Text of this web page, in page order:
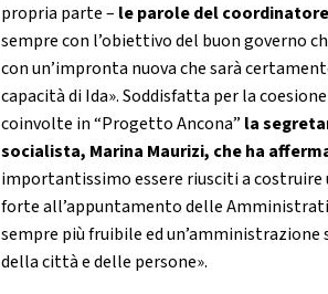
propria parte – le parole del
sempre con l’obiettivo del buon governo
con un’impronta nuova che sarà
capacità di Ida». Soddisfatta per la
coinvolte in “Progetto Ancona” la
socialista, Marina Maurizi, che ha
importantissimo essere riusciti a costruire
forte all’appuntamento delle
sempre più fruibile ed
della città e delle persone».